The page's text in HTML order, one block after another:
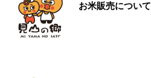
お米販売について